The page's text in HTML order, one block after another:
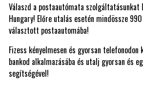
Válaszd a postaautómata szolgáltatásunkat
Hungary! Előre utalás esetén mindössze
választott postaautomába!
Fizess kényelmesen és gyorsan
bankod alkalmazásába és utalj gyorsan és
segítségével!